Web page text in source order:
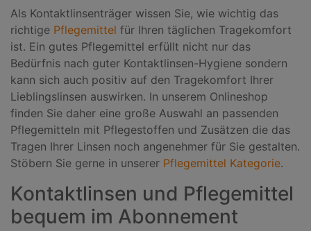
Als Kontaktlinsenträger wissen Sie, wie wichtig das
richtige Pflegemittel für Ihren täglichen Tragekomfort
ist. Ein gutes Pflegemittel erfüllt nicht nur das
Bedürfnis nach guter Kontaktlinsen-Hygiene sondern
kann sich auch positiv auf den Tragekomfort Ihrer
Lieblingslinsen auswirken. In unserem Onlineshop
finden Sie daher eine große Auswahl an passenden
Pflegemitteln mit Pflegestoffen und Zusätzen die das
Tragen Ihrer Linsen noch angenehmer für Sie gestalten.
Stöbern Sie gerne in unserer Pflegemittel Kategorie.
Kontaktlinsen und Pflegemittel
bequem im Abonnement